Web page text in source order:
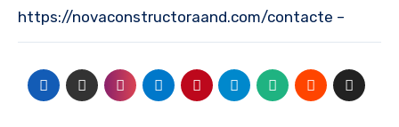
https://novaconstructoraand.com/contacte –